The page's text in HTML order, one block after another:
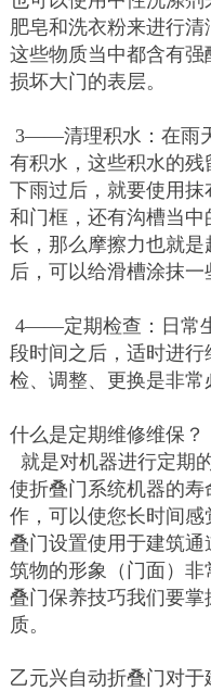
肥皂和洗衣粉来进行
这些物质当中都含有
损坏大门的表层。
3——清理积水：在雨
有积水，这些积水的
下雨过后，就要使用
和门框，还有沟槽当
长，那么摩擦力也就
后，可以给滑槽涂抹一
4——定期检查：日常
段时间之后，适时进
检、调整、更换是非常
什么是定期维修维保？
就是对机器进行定期
使折叠门系统机器的
作，可以使您长时间
叠门设置使用于建筑
筑物的形象（门面）
叠门保养技巧我们要
质。
乙元兴自动折叠门对于